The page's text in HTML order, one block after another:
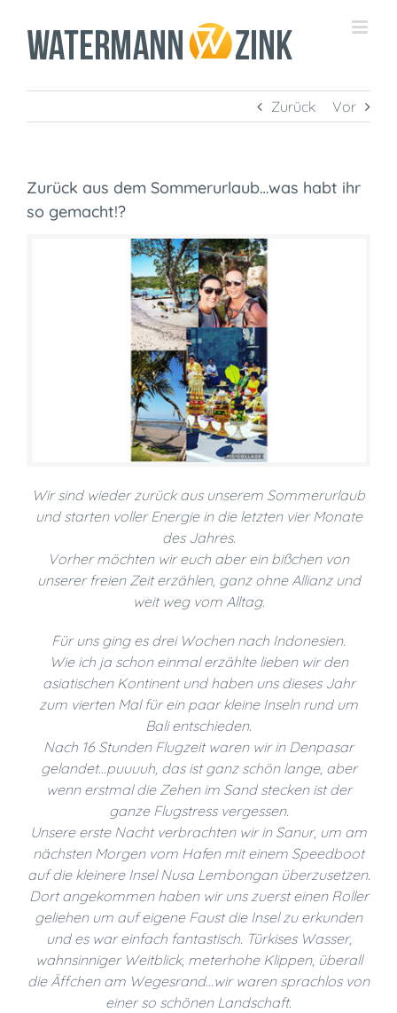
Inhalt
springen
Zurück Vor
Zurück aus dem Sommerurlaub…was habt ihr
so gemacht!?
Wir sind wieder zurück aus unserem Sommerurlaub
und starten voller Energie in die letzten vier Monate
des Jahres.
Vorher möchten wir euch aber ein bißchen von
unserer freien Zeit erzählen, ganz ohne Allianz und
weit weg vom Alltag.
Für uns ging es drei Wochen nach Indonesien.
Wie ich ja schon einmal erzählte lieben wir den
asiatischen Kontinent und haben uns dieses Jahr
zum vierten Mal für ein paar kleine Inseln rund um
Bali entschieden.
Nach 16 Stunden Flugzeit waren wir in Denpasar
gelandet…puuuuh, das ist ganz schön lange, aber
wenn erstmal die Zehen im Sand stecken ist der
ganze Flugstress vergessen.
Unsere erste Nacht verbrachten wir in Sanur, um am
nächsten Morgen vom Hafen mit einem Speedboot
auf die kleinere Insel Nusa Lembongan überzusetzen.
Dort angekommen haben wir uns zuerst einen Roller
geliehen um auf eigene Faust die Insel zu erkunden
und es war einfach fantastisch. Türkises Wasser,
wahnsinniger Weitblick, meterhohe Klippen, überall
die Äffchen am Wegesrand…wir waren sprachlos von
einer so schönen Landschaft.